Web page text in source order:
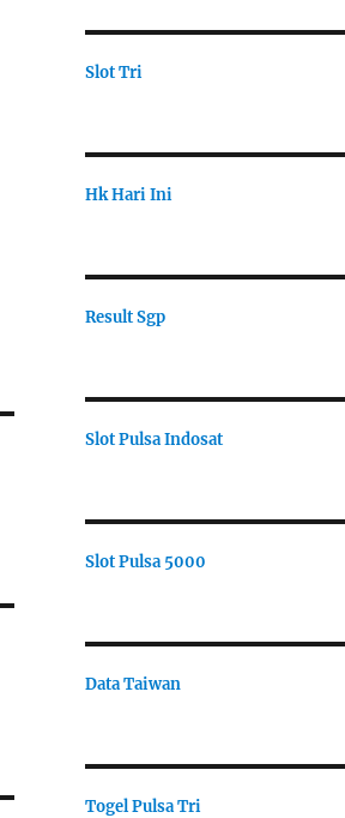
Slot Tri
Hk Hari Ini
Result Sgp
Slot Pulsa Indosat
Slot Pulsa 5000
Data Taiwan
Togel Pulsa Tri